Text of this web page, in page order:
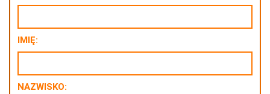
IMIĘ:
NAZWISKO: